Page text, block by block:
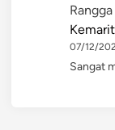
07/12/
Sangat